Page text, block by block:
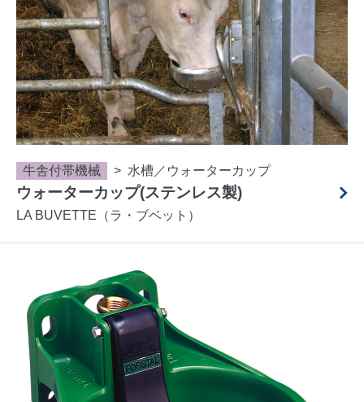
牛舎付帯機械 水槽／ウォーターカップ
ウォーターカップ(ステンレス製)
LA BUVETTE（ラ・ブベット）